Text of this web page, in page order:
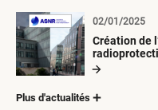
Création de
02/01/2025
Plus d'actualités